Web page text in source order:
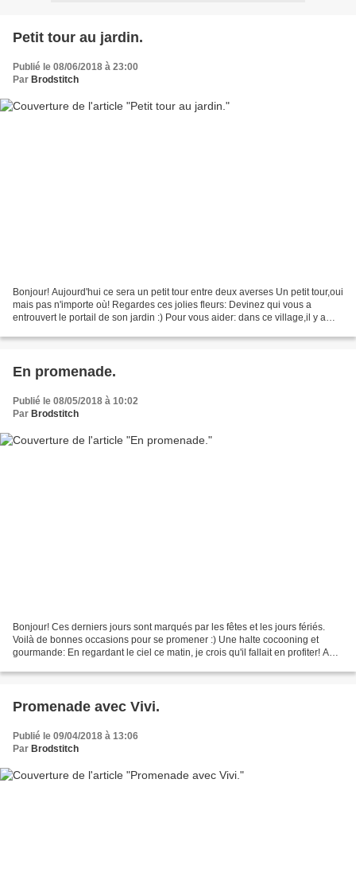
Petit tour au jardin.
Publié le 08/06/2018 à 23:00
Par Brodstitch
Bonjour! Aujourd'hui ce sera un petit tour entre deux averses Un petit tour,oui
mais pas n'importe où! Regardes ces jolies fleurs: Devinez qui vous a
entrouvert le portail de son jardin :) Pour vous aider: dans ce village,il y a
En promenade.
Publié le 08/05/2018 à 10:02
Par Brodstitch
Bonjour! Ces derniers jours sont marqués par les fêtes et les jours fériés.
Voilà de bonnes occasions pour se promener :) Une halte cocooning et
gourmande: En regardant le ciel ce matin, je crois qu'il fallait en profiter! A
Promenade avec Vivi.
Publié le 09/04/2018 à 13:06
Par Brodstitch